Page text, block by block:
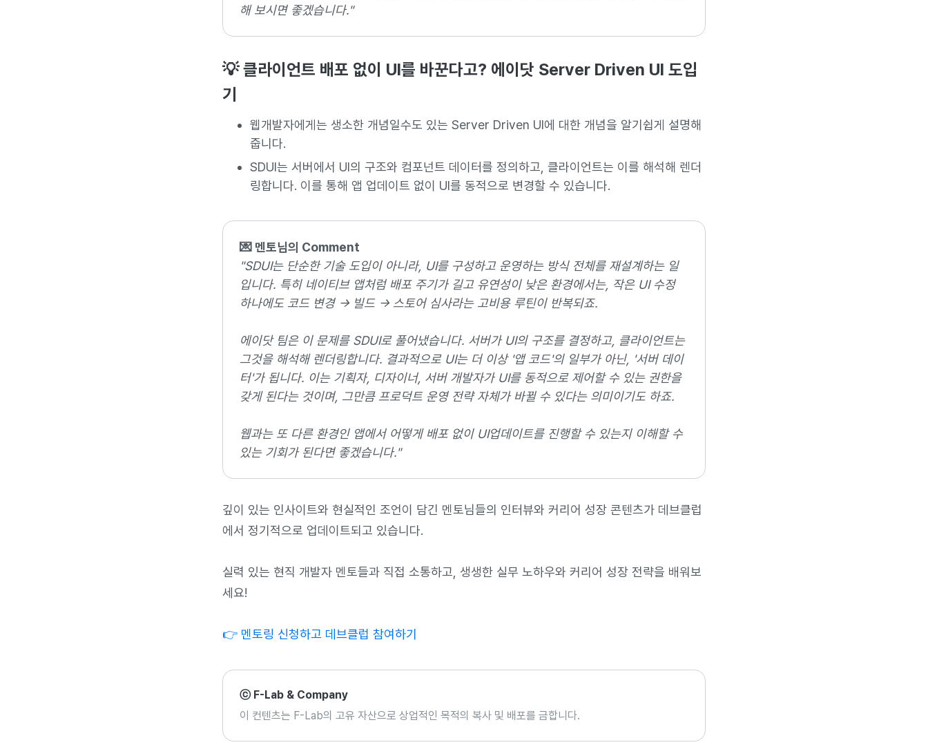
해 보시면 좋겠습니다."
💡 클라이언트 배포 없이 UI를 바꾼다고? 에이닷 Server Driven UI 도입
기
웹개발자에게는 생소한 개념일수도 있는 Server Driven UI에 대한 개념을 알기쉽게 설명해
줍니다.
SDUI는 서버에서 UI의 구조와 컴포넌트 데이터를 정의하고, 클라이언트는 이를 해석해 렌더
링합니다. 이를 통해 앱 업데이트 없이 UI를 동적으로 변경할 수 있습니다.
💌 멘토님의 Comment
"SDUI는 단순한 기술 도입이 아니라, UI를 구성하고 운영하는 방식 전체를 재설계하는 일
입니다. 특히 네이티브 앱처럼 배포 주기가 길고 유연성이 낮은 환경에서는, 작은 UI 수정
하나에도 코드 변경 → 빌드 → 스토어 심사라는 고비용 루틴이 반복되죠.
에이닷 팀은 이 문제를 SDUI로 풀어냈습니다. 서버가 UI의 구조를 결정하고, 클라이언트는
그것을 해석해 렌더링합니다. 결과적으로 UI는 더 이상 '앱 코드'의 일부가 아닌, '서버 데이
터'가 됩니다. 이는 기획자, 디자이너, 서버 개발자가 UI를 동적으로 제어할 수 있는 권한을
갖게 된다는 것이며, 그만큼 프로덕트 운영 전략 자체가 바뀔 수 있다는 의미이기도 하죠.
웹과는 또 다른 환경인 앱에서 어떻게 배포 없이 UI업데이트를 진행할 수 있는지 이해할 수
있는 기회가 된다면 좋겠습니다."
깊이 있는 인사이트와 현실적인 조언이 담긴 멘토님들의 인터뷰와 커리어 성장 콘텐츠가 데브클럽
에서 정기적으로 업데이트되고 있습니다.
실력 있는 현직 개발자 멘토들과 직접 소통하고, 생생한 실무 노하우와 커리어 성장 전략을 배워보
세요!
👉 멘토링 신청하고 데브클럽 참여하기
ⓒ F-Lab & Company
이 컨텐츠는 F-Lab의 고유 자산으로 상업적인 목적의 복사 및 배포를 금합니다.